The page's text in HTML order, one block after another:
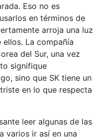
Eso no es
en términos de
arroja una luz
La compañía
del Sur, una vez
signifique
sino que SK tiene un
en lo que respecta
leer algunas de las
varios ir así en una